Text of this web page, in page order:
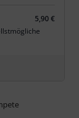
5,90 €